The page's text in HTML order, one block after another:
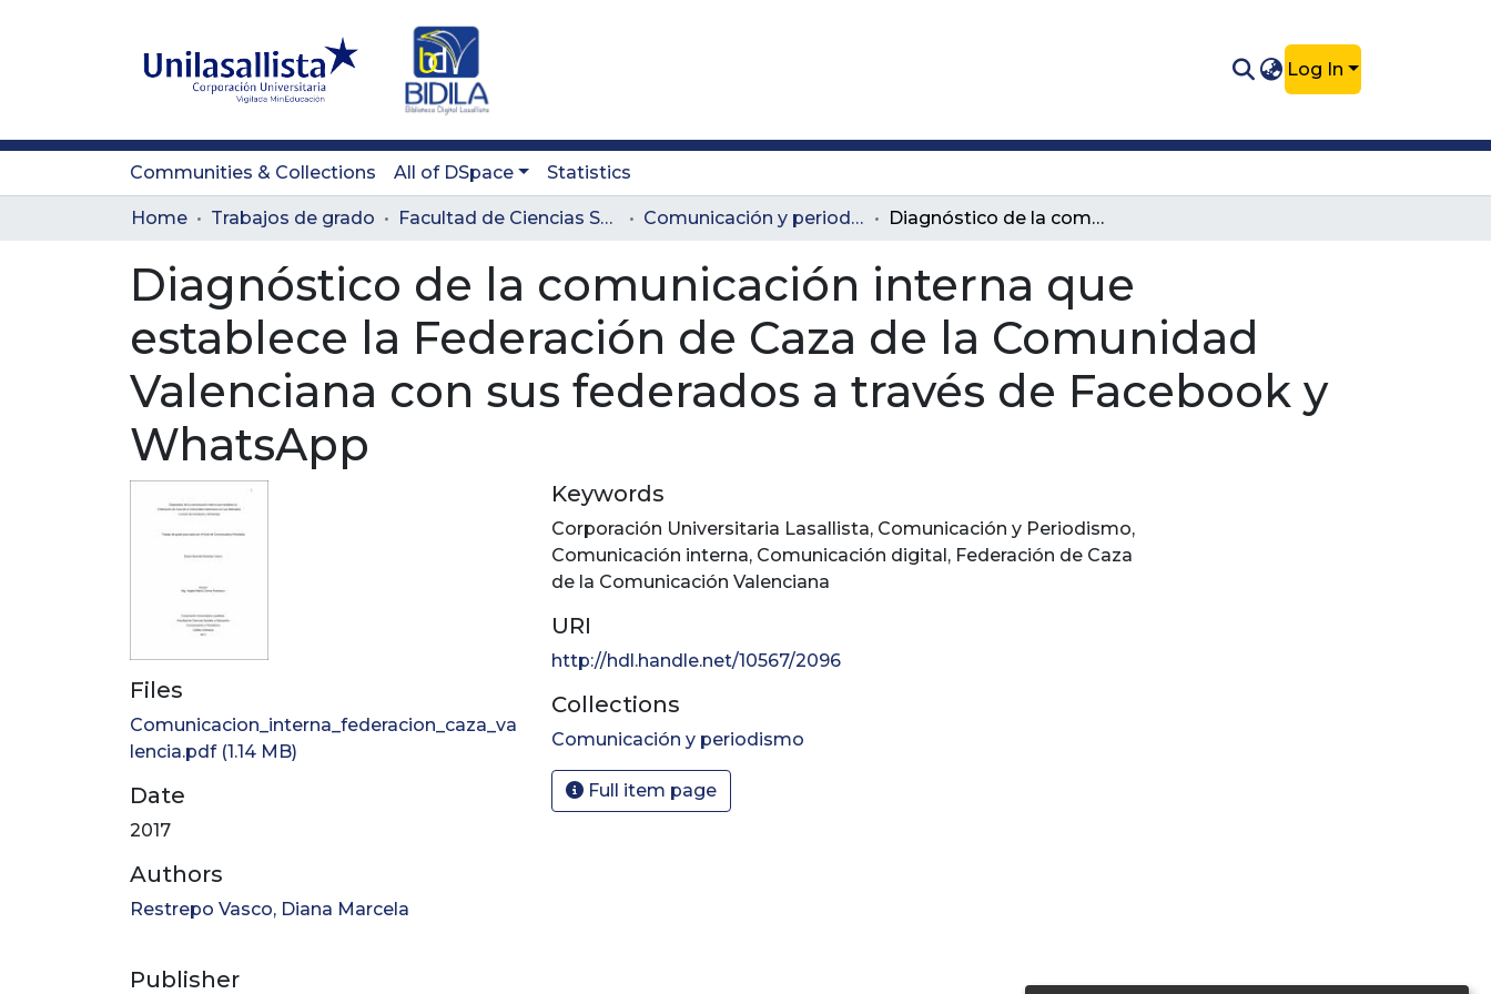
Log In
Communities & Collections All of DSpace Statistics
Home Trabajos de grado Facultad de Ciencias Sociales y Educación Comunicación y periodismo Diagnóstico de la comunicación interna que establece la Federación de Caza de la Comunidad Valenciana con sus federados a través de Facebook y WhatsApp
Diagnóstico de la comunicación interna que
establece la Federación de Caza de la Comunidad
Valenciana con sus federados a través de Facebook y
WhatsApp
Files
Comunicacion_interna_federacion_caza_va
lencia.pdf(1.14 MB)
Date
2017
Authors
Restrepo Vasco, Diana Marcela
Publisher
Keywords
Corporación Universitaria Lasallista, Comunicación y Periodismo,
Comunicación interna, Comunicación digital, Federación de Caza
de la Comunicación Valenciana
URI
http://hdl.handle.net/10567/2096
Collections
Comunicación y periodismo
Full item page